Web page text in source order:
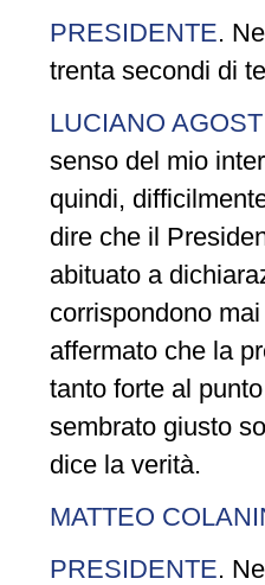
PRESIDENTE.
trenta secondi di
LUCIANO
senso del mio
quindi,
dire che il
abituato a
corrispondono
affermato che la
tanto forte al
sembrato giusto
dice la verità.
MATTEO
PRESIDENTE.